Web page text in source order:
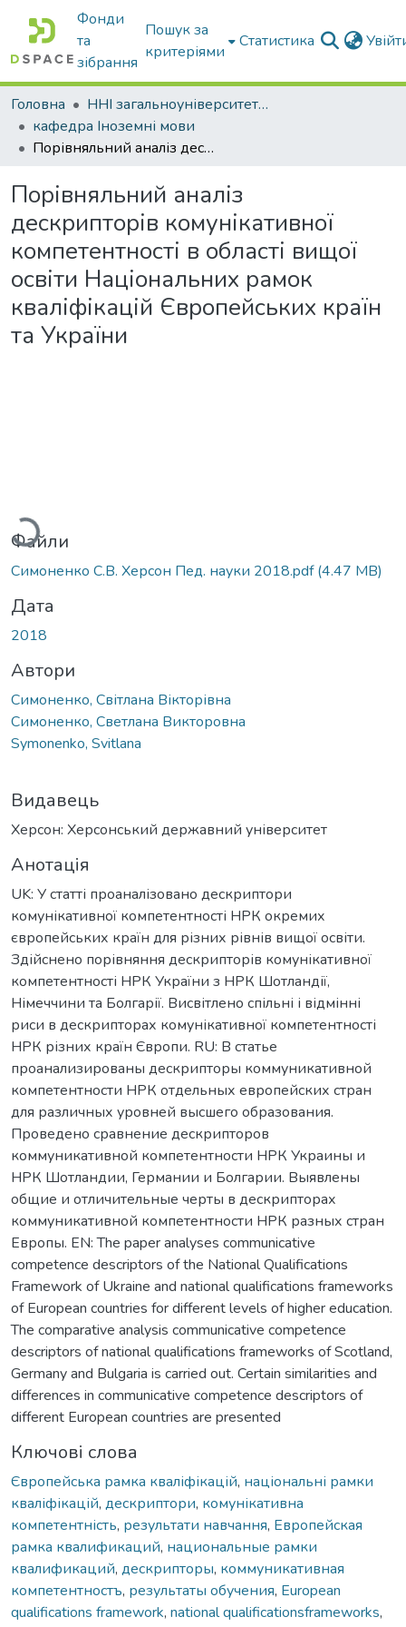
Фонди
та
зібрання
Пошук за
критеріями
Статистика
Головна
ННІ загальноуніверситетської підготовки
кафедра Іноземні мови
Порівняльний аналіз дескрипторів комунікативної компетентності в області вищої освіти Національних рамок кваліфікацій Європейських країн та України
Порівняльний аналіз
дескрипторів комунікативної
компетентності в області вищої
освіти Національних рамок
кваліфікацій Європейських країн
та України
Файли
Симоненко С.В. Херсон Пед. науки 2018.pdf(4.47 MB)
Дата
2018
Автори
Симоненко, Світлана Вікторівна
Симоненко, Светлана Викторовна
Symonenko, Svitlana
Видавець
Херсон: Херсонський державний університет
Анотація
UK: У статті проаналізовано дескриптори
комунікативної компетентності НРК окремих
європейських країн для різних рівнів вищої освіти.
Здійснено порівняння дескрипторів комунікативної
компетентності НРК України з НРК Шотландії,
Німеччини та Болгарії. Висвітлено спільні і відмінні
риси в дескрипторах комунікативної компетентності
НРК різних країн Європи. RU: В статье
проанализированы дескрипторы коммуникативной
компетентности НРК отдельных европейских стран
для различных уровней высшего образования.
Проведено сравнение дескрипторов
коммуникативной компетентности НРК Украины и
НРК Шотландии, Германии и Болгарии. Выявлены
общие и отличительные черты в дескрипторах
коммуникативной компетентности НРК разных стран
Европы. EN: The paper analyses communicative
competence descriptors of the National Qualifications
Framework of Ukraine and national qualifications frameworks
of European countries for different levels of higher education.
The comparative analysis communicative competence
descriptors of national qualifications frameworks of Scotland,
Germany and Bulgaria is carried out. Certain similarities and
differences in communicative competence descriptors of
different European countries are presented
Ключові слова
Європейська рамка кваліфікацій, національні рамки
кваліфікацій, дескриптори, комунікативна
компетентність, результати навчання, Европейская
рамка квалификаций, национальные рамки
квалификаций, дескрипторы, коммуникативная
компетентностъ, результаты обучения, European
qualifications framework, national qualificationsframeworks,